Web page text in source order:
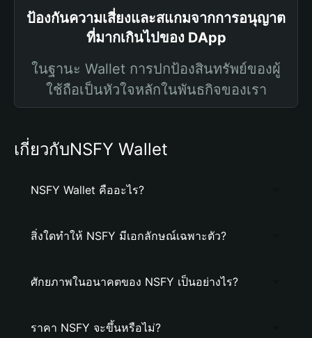
ป้องกันความเสี่ยงและสแกมจากการอนุญาต
ที่มากเกินไปของ DApp
ในฐานะ Wallet การปกป้องสินทรัพย์ของผู้
ใช้ถือเป็นหัวใจหลักในพันธกิจของเรา
เกี่ยวกับNSFY Wallet
NSFY Wallet คืออะไร?
สิ่งใดทำให้ NSFY มีเอกลักษณ์เฉพาะตัว?
ศักยภาพในอนาคตของ NSFY เป็นอย่างไร?
ราคา NSFY จะขึ้นหรือไม่?